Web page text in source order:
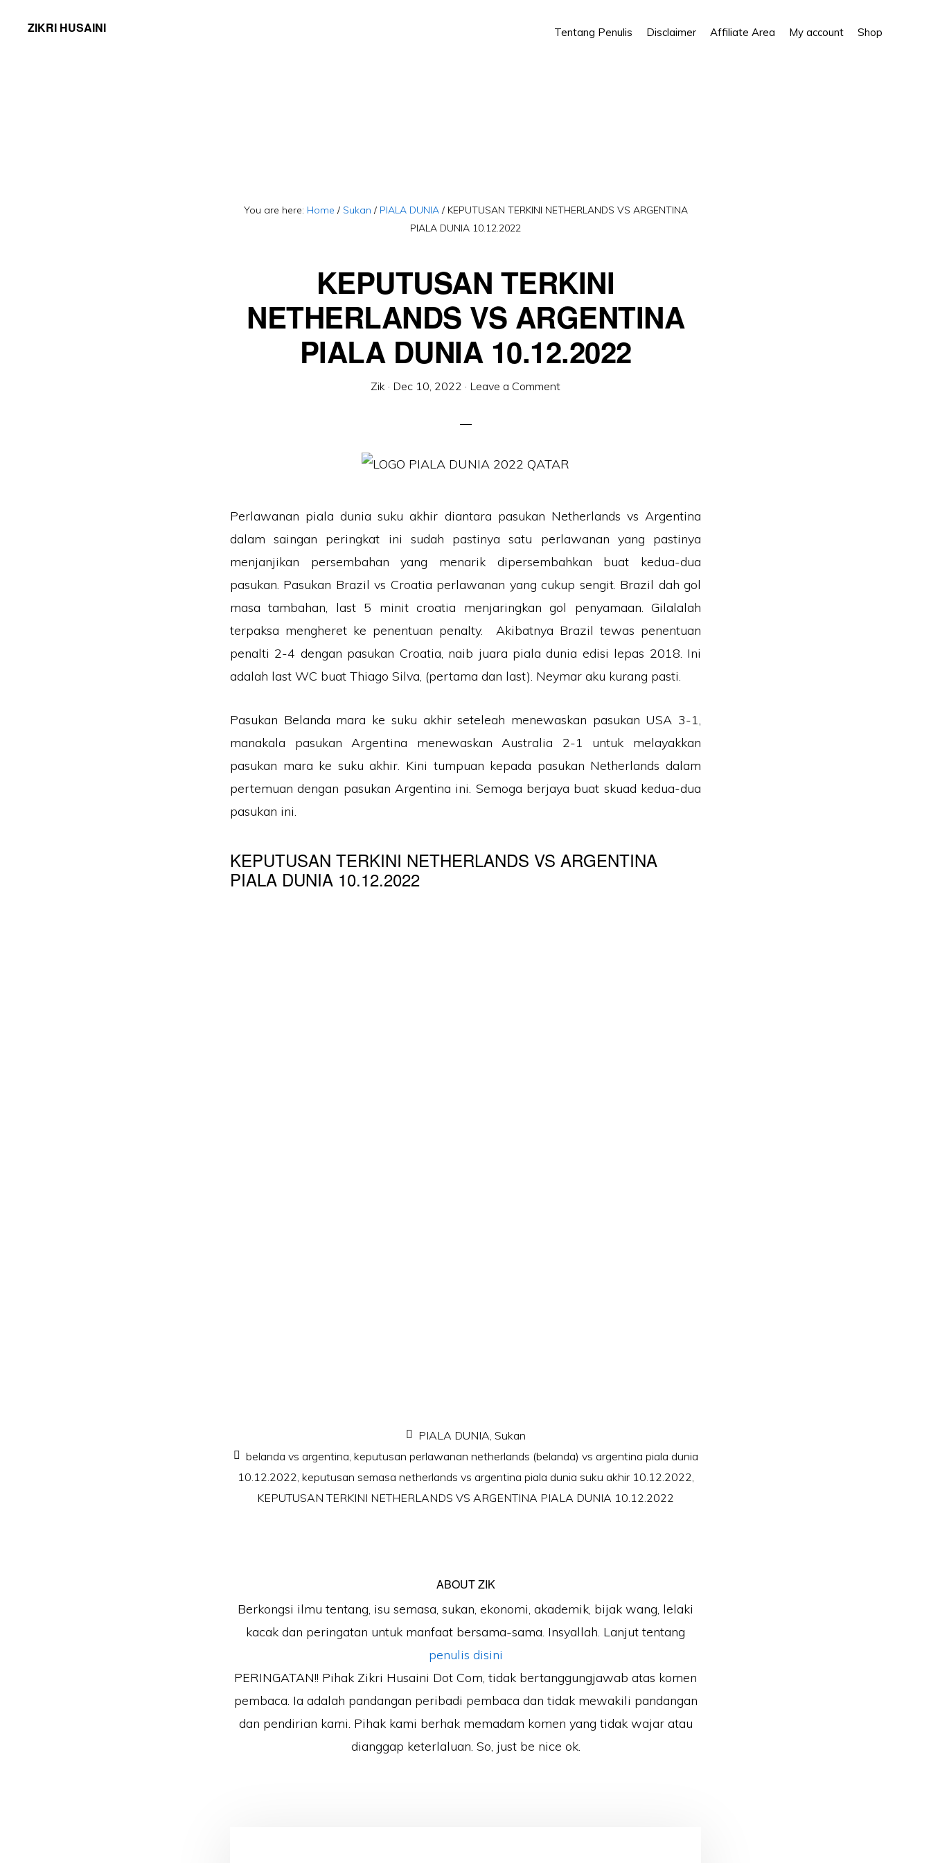
ZIKRI HUSAINI Tentang Penulis Disclaimer Affiliate Area My account Shop
You are here: Home / Sukan / PIALA DUNIA /KEPUTUSAN TERKINI NETHERLANDS VS ARGENTINA
PIALA DUNIA 10.12.2022
KEPUTUSAN TERKINI
NETHERLANDS VS ARGENTINA
PIALA DUNIA 10.12.2022
Zik · Dec 10, 2022 · Leave a Comment
Perlawanan piala dunia suku akhir diantara pasukan Netherlands vs Argentina
dalam saingan peringkat ini sudah pastinya satu perlawanan yang pastinya
menjanjikan persembahan yang menarik dipersembahkan buat kedua-dua
pasukan. Pasukan Brazil vs Croatia perlawanan yang cukup sengit. Brazil dah gol
masa tambahan, last 5 minit croatia menjaringkan gol penyamaan. Gilalalah
terpaksa mengheret ke penentuan penalty. Akibatnya Brazil tewas penentuan
penalti 2-4 dengan pasukan Croatia, naib juara piala dunia edisi lepas 2018. Ini
adalah last WC buat Thiago Silva, (pertama dan last). Neymar aku kurang pasti.
Pasukan Belanda mara ke suku akhir seteleah menewaskan pasukan USA 3-1,
manakala pasukan Argentina menewaskan Australia 2-1 untuk melayakkan
pasukan mara ke suku akhir. Kini tumpuan kepada pasukan Netherlands dalam
pertemuan dengan pasukan Argentina ini. Semoga berjaya buat skuad kedua-dua
pasukan ini.
KEPUTUSAN TERKINI NETHERLANDS VS ARGENTINA
PIALA DUNIA 10.12.2022
PIALA DUNIA, Sukan
belanda vs argentina, keputusan perlawanan netherlands (belanda) vs argentina piala dunia
10.12.2022, keputusan semasa netherlands vs argentina piala dunia suku akhir 10.12.2022,
KEPUTUSAN TERKINI NETHERLANDS VS ARGENTINA PIALA DUNIA 10.12.2022
ABOUTZIK
Berkongsi ilmu tentang, isu semasa, sukan, ekonomi, akademik, bijak wang, lelaki
kacak dan peringatan untuk manfaat bersama-sama. Insyallah. Lanjut tentang
penulis disini
PERINGATAN!! Pihak Zikri Husaini Dot Com, tidak bertanggungjawab atas komen
pembaca. Ia adalah pandangan peribadi pembaca dan tidak mewakili pandangan
dan pendirian kami. Pihak kami berhak memadam komen yang tidak wajar atau
dianggap keterlaluan. So, just be nice ok.